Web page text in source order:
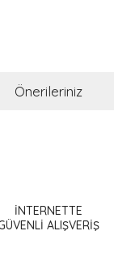
Önerileriniz
İNTERNETTE
ALIŞVERİŞ